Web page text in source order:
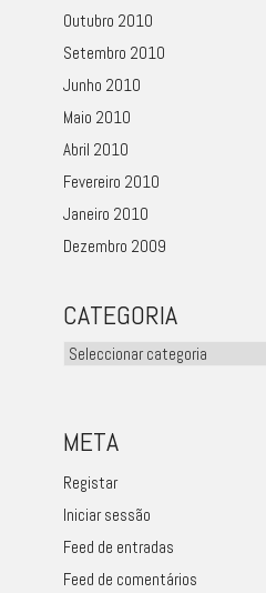
Outubro 2010
Setembro 2010
Junho 2010
Maio 2010
Abril 2010
Fevereiro 2010
Janeiro 2010
Dezembro 2009
CATEGORIA
Categoria
META
Registar
Iniciar sessão
Feed de entradas
Feed de comentários